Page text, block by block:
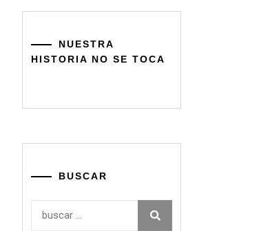
NUESTRA
HISTORIA NO SE TOCA
BUSCAR